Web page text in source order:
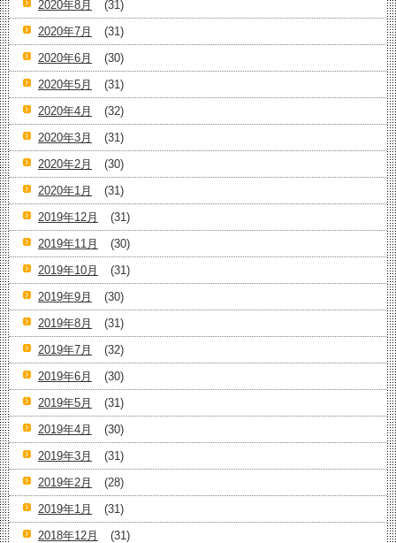
2020年8月
(31)
2020年7月
(31)
2020年6月
(30)
2020年5月
(31)
2020年4月
(32)
2020年3月
(31)
2020年2月
(30)
2020年1月
(31)
2019年12月
(31)
2019年11月
(30)
2019年10月
(31)
2019年9月
(30)
2019年8月
(31)
2019年7月
(32)
2019年6月
(30)
2019年5月
(31)
2019年4月
(30)
2019年3月
(31)
2019年2月
(28)
2019年1月
(31)
2018年12月
(31)